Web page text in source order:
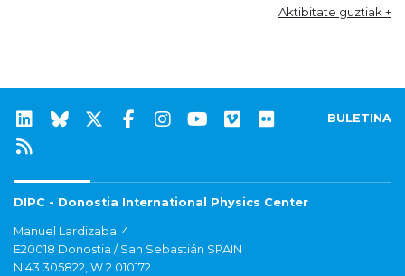
Aktibitate guztiak +
BULETINA
DIPC - Donostia International Physics Center
Manuel Lardizabal 4
E20018 Donostia / San Sebastián SPAIN
N 43.305822, W 2.010172